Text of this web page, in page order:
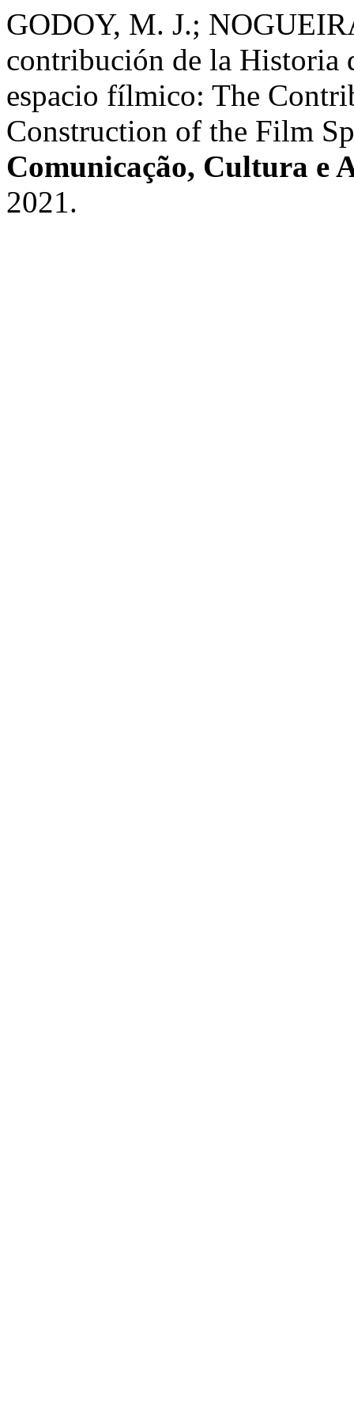
GODOY, M. J.;
contribución de la Historia
espacio fílmico: The
Construction of the Film
Comunicação, Cultura e
2021.